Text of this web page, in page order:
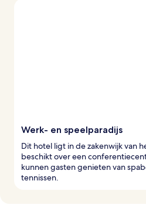
Werk- en speelparadijs
Dit hotel ligt in de zakenwijk van
beschikt over een
kunnen gasten genieten van
tennissen.